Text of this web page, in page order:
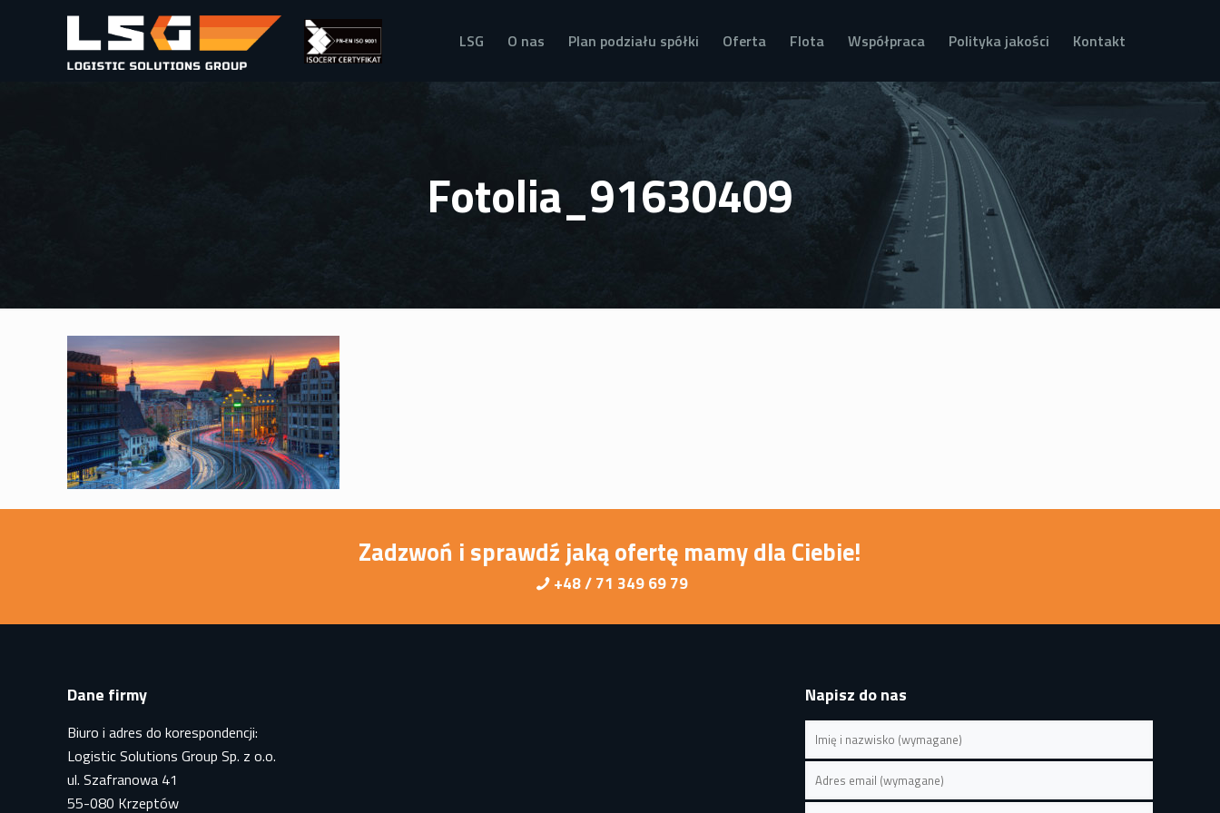
LSG O nas Plan podziału spółki Oferta Flota Współpraca Polityka jakości Kontakt
Fotolia_91630409
Zadzwoń i sprawdź jaką ofertę mamy dla Ciebie!
+48 / 71 349 69 79
Dane firmy
Biuro i adres do korespondencji:
Logistic Solutions Group Sp. z o.o.
ul. Szafranowa 41
55-080 Krzeptów
Napisz do nas